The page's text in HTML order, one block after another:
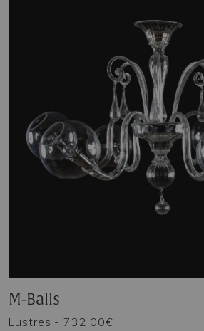
M-Balls
Lustres - 732,00€